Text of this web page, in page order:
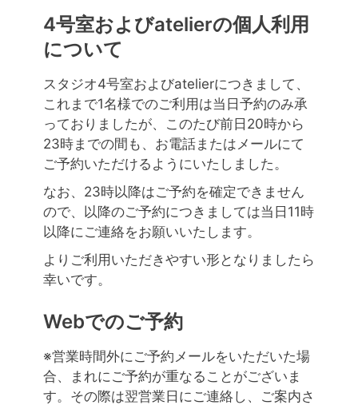
4号室およびatelierの個人利用
について
スタジオ4号室およびatelierにつきまして、
これまで1名様でのご利用は当日予約のみ承
っておりましたが、このたび前日20時から
23時までの間も、お電話またはメールにて
ご予約いただけるようにいたしました。
なお、23時以降はご予約を確定できません
ので、以降のご予約につきましては当日11時
以降にご連絡をお願いいたします。
よりご利用いただきやすい形となりましたら
幸いです。
Webでのご予約
※営業時間外にご予約メールをいただいた場
合、まれにご予約が重なることがございま
す。その際は翌営業日にご連絡し、ご案内さ